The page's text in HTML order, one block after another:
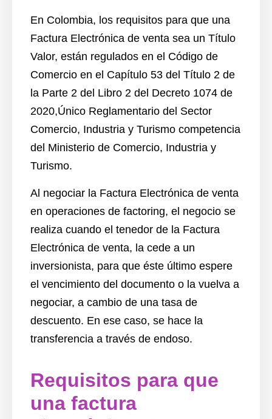
En Colombia, los requisitos para que una
Factura Electrónica de venta sea un Título
Valor, están regulados en el Código de
Comercio en el Capítulo 53 del Título 2 de
la Parte 2 del Libro 2 del Decreto 1074 de
2020,Único Reglamentario del Sector
Comercio, Industria y Turismo competencia
del Ministerio de Comercio, Industria y
Turismo.
Al negociar la Factura Electrónica de venta
en operaciones de factoring, el negocio se
realiza cuando el tenedor de la Factura
Electrónica de venta, la cede a un
inversionista, para que éste último espere
el vencimiento del documento o la vuelva a
negociar, a cambio de una tasa de
descuento. En ese caso, se hace la
transferencia a través de endoso.
Requisitos para que
una factura